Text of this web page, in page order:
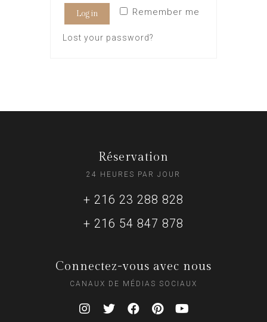
Remember me
Log in
Lost your password?
Réservation
24 HEURES PAR JOUR
+ 216 23 288 828
+ 216 54 847 878
Connectez-vous avec nous
CANAUX DE MÉDIAS SOCIAUX